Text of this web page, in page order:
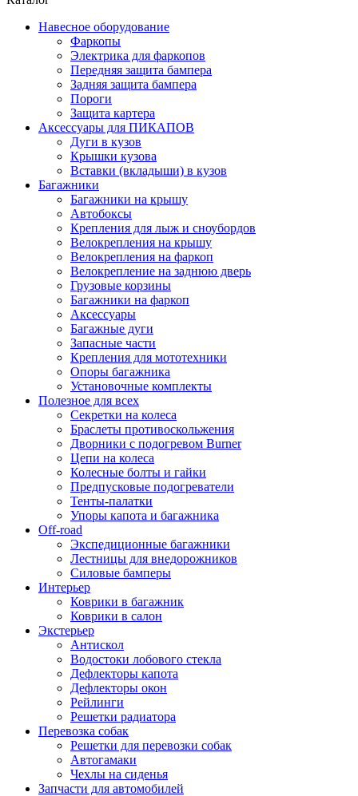
Навесное оборудование
Фаркопы
Электрика для фаркопов
Передняя защита бампера
Задняя защита бампера
Пороги
Защита картера
Аксессуары для ПИКАПОВ
Дуги в кузов
Крышки кузова
Вставки (вкладыши) в кузов
Багажники
Багажники на крышу
Автобоксы
Крепления для лыж и сноубордов
Велокрепления на крышу
Велокрепления на фаркоп
Велокрепление на заднюю дверь
Грузовые корзины
Багажники на фаркоп
Аксессуары
Багажные дуги
Запасные части
Крепления для мототехники
Опоры багажника
Установочные комплекты
Полезное для всех
Секретки на колеса
Браслеты противоскольжения
Дворники с подогревом Burner
Цепи на колеса
Колесные болты и гайки
Предпусковые подогреватели
Тенты-палатки
Упоры капота и багажника
Off-road
Экспедиционные багажники
Лестницы для внедорожников
Силовые бамперы
Интерьер
Коврики в багажник
Коврики в салон
Экстерьер
Антискол
Водостоки лобового стекла
Дефлекторы капота
Дефлекторы окон
Рейлинги
Решетки радиатора
Перевозка собак
Решетки для перевозки собак
Автогамаки
Чехлы на сиденья
Запчасти для автомобилей